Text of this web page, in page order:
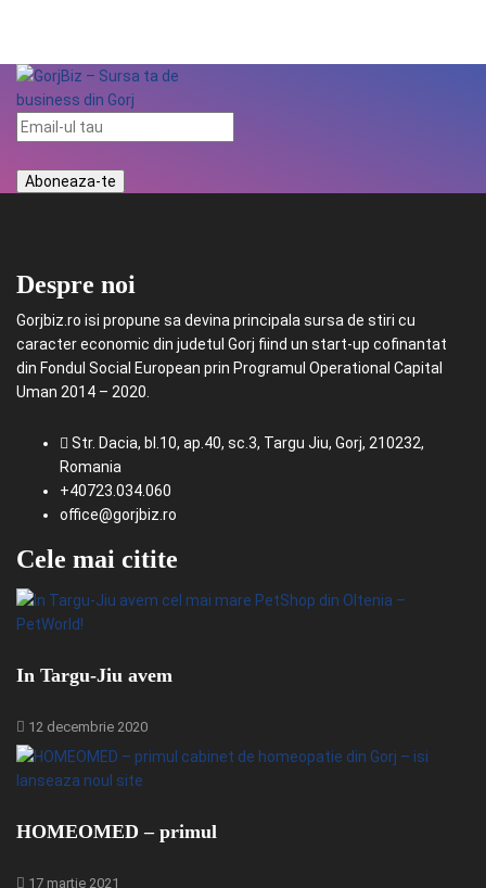
Despre noi
Gorjbiz.ro isi propune sa devina principala sursa de stiri cu
caracter economic din judetul Gorj fiind un start-up cofinantat
din Fondul Social European prin Programul Operational Capital
Uman 2014 – 2020.
Str. Dacia, bl.10, ap.40, sc.3, Targu Jiu, Gorj, 210232,
Romania
+40723.034.060
office@gorjbiz.ro
Cele mai citite
In Targu-Jiu avem
12 decembrie 2020
HOMEOMED – primul
17 martie 2021